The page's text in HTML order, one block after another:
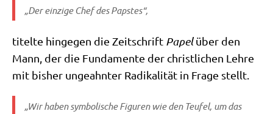
„Der ein­zi­ge Chef des Papstes“,
titel­te hin­ge­gen die Zeit­schrift Papelüber den
Mann, der die Fun­da­men­te der christ­li­chen Leh­re
mit bis­her unge­ahn­ter Radi­ka­li­tät in Fra­ge stellt.
„Wir haben sym­bo­li­sche Figu­ren wie den Teu­fel, um das